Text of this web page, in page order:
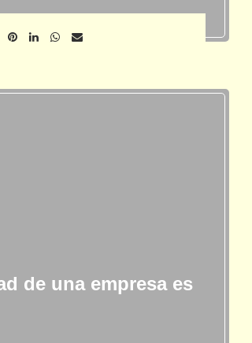
de una empresa es